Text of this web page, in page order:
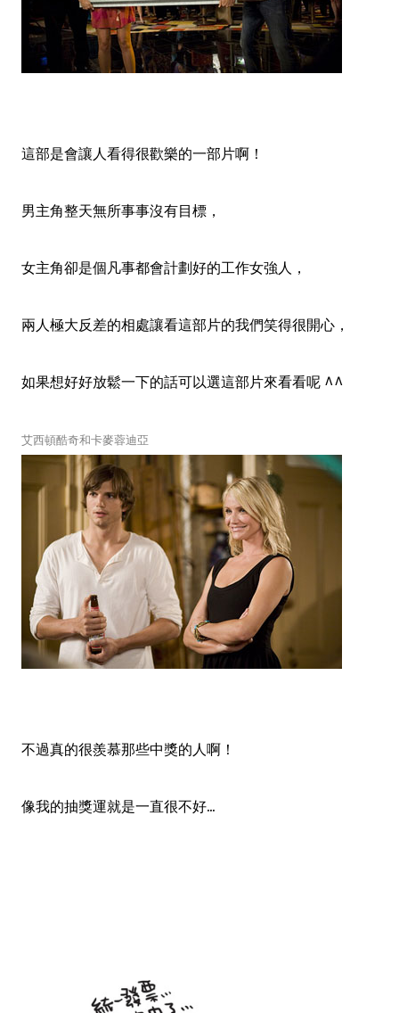
這部是會讓人看得很歡樂的一部片啊！
男主角整天無所事事沒有目標，
女主角卻是個凡事都會計劃好的工作女強人 ，
兩人極大反差的相處讓看這部片的我們笑得很開心 ，
如果想好好放鬆一下的話可以選這部片來看看呢 ^^
艾西頓酷奇和卡麥蓉迪亞
不過真的很羨慕那些中獎的人啊！
像我的抽獎運就是一直很不好...